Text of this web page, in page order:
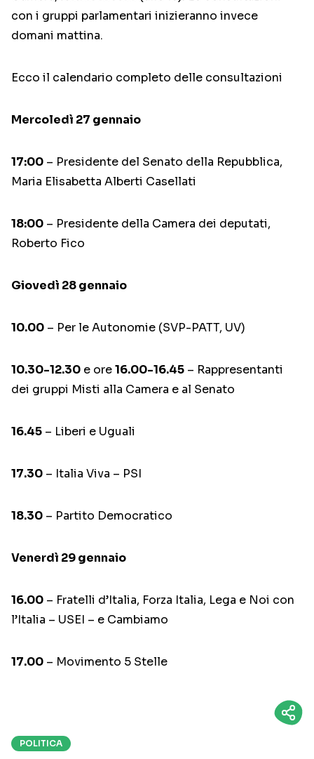
con i gruppi parlamentari inizieranno invece
domani mattina.
Ecco il calendario completo delle consultazioni
Mercoledì 27 gennaio
17:00 – Presidente del Senato della Repubblica,
Maria Elisabetta Alberti Casellati
18:00 – Presidente della Camera dei deputati,
Roberto Fico
Giovedì 28 gennaio
10.00 – Per le Autonomie (SVP-PATT, UV)
10.30-12.30 e ore16.00-16.45 – Rappresentanti
dei gruppi Misti alla Camera e al Senato
16.45 – Liberi e Uguali
17.30 – Italia Viva – PSI
18.30 – Partito Democratico
Venerdì 29 gennaio
16.00 – Fratelli d’Italia, Forza Italia, Lega e Noi con
l’Italia – USEI – e Cambiamo
17.00 – Movimento 5 Stelle
POLITICA